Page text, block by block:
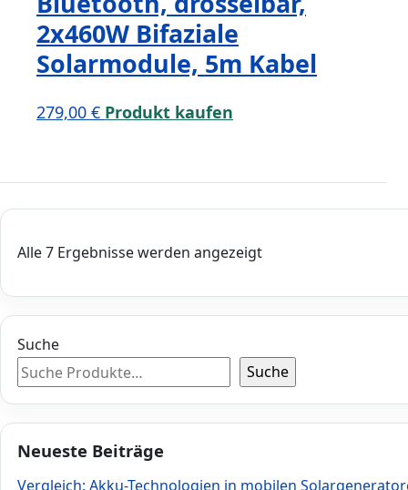
2x460W Bifaziale
Solarmodule, 5m Kabel
279,00 € Produkt kaufen
Alle 7 Ergebnisse werden angezeigt
Suche
Suche
Neueste Beiträge
Vergleich: Akku-Technologien in mobilen